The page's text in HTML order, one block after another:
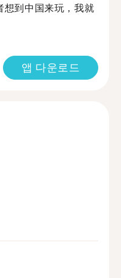
想到中国来玩，我就
앱 다운로드